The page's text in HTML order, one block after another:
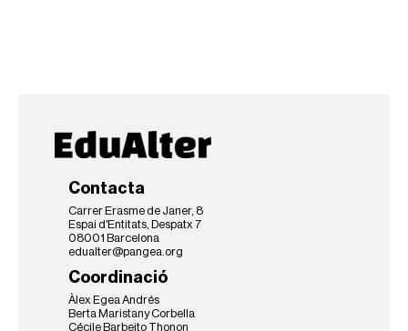
Contacta
Carrer Erasme de Janer, 8
Espai d'Entitats, Despatx 7
08001 Barcelona
edualter@pangea.org
Coordinació
Àlex Egea Andrés
Berta Maristany Corbella
Cécile Barbeito Thonon